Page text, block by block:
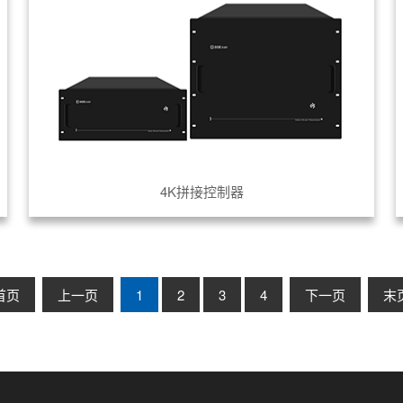
4K拼接控制器
页 上一页 1 2 3 4 下一页 末